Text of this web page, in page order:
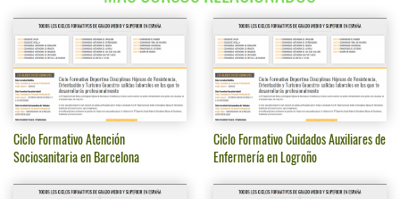
Ciclo Formativo Atención
Sociosanitaria en Barcelona
Ciclo Formativo Cuidados Auxiliares de
Enfermería en Logroño